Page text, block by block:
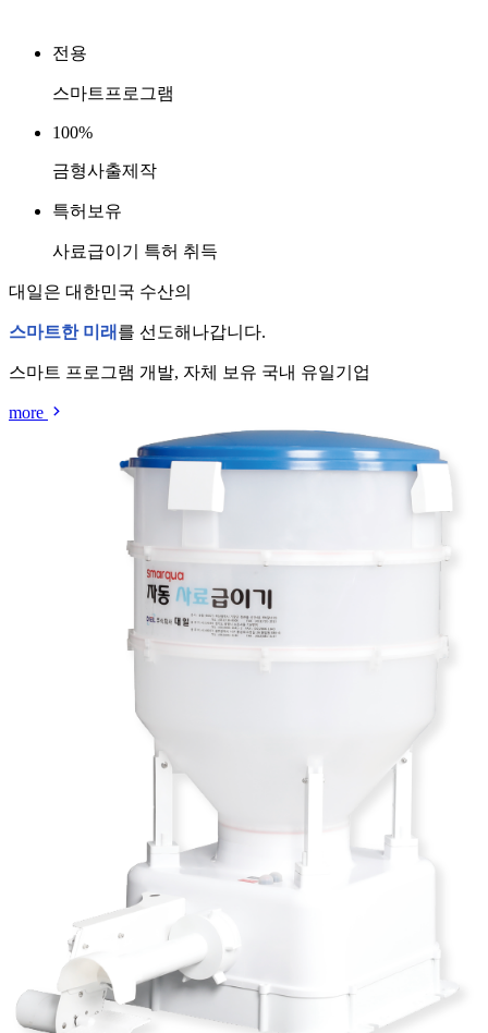
전용
스마트프로그램
100%
금형사출제작
특허보유
사료급이기 특허 취득
대일은 대한민국 수산의
스마트한 미래 를 선도해나갑니다.
스마트 프로그램 개발, 자체 보유 국내 유일기업
more
전문 회사 대일
1/15마력부터 500마력까지 년간 35,000대 생산
more
전용
스마트프로그램
100%
금형사출제작
특허보유
사료급이기 특허 취득
대일은 대한민국 수산의
스마트한 미래 를 선도해나갑니다.
스마트 프로그램 개발, 자체 보유 국내 유일기업
more
전문 회사 대일
1/15마력부터 500마력까지 년간 35,000대 생산
more